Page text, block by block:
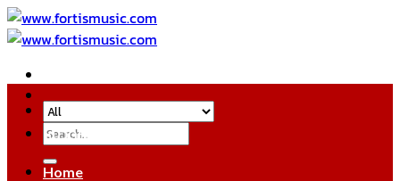
Skip
to
Search
for:
หมวดหมู่สินค้า
Home